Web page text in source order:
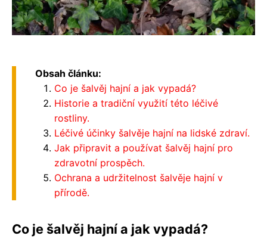
Obsah článku:
Co je šalvěj hajní a jak vypadá?
Historie a tradiční využití této léčivé
rostliny.
Léčivé účinky šalvěje hajní na lidské zdraví.
Jak připravit a používat šalvěj hajní pro
zdravotní prospěch.
Ochrana a udržitelnost šalvěje hajní v
přírodě.
Co je šalvěj hajní a jak vypadá?